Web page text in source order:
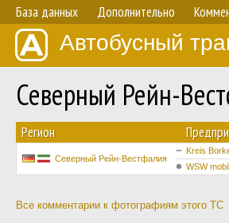
База данных Дополнительно
Автобусный
Северный Рейн-
Регион
Северный Рейн-Вестфалия
Kreis
WSW
Все комментарии к фотографиям этого ТС